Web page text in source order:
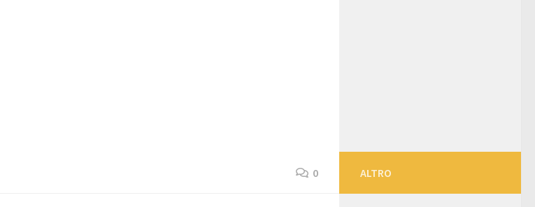
0 ALTRO